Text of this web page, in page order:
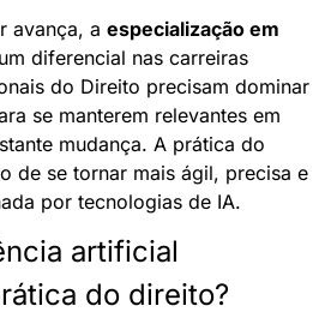
avança, a especialização em
diferencial nas carreiras
do Direito precisam dominar
se manterem relevantes em
mudança. A prática do
de se tornar mais ágil, precisa e
por tecnologias de IA.
artificial
do direito?